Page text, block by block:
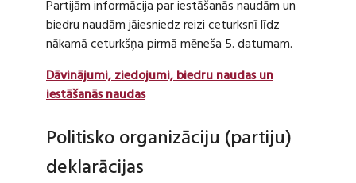
Partijām informācija par iestāšanās naudām un
biedru naudām jāiesniedz reizi ceturksnī līdz
nākamā ceturkšņa pirmā mēneša 5. datumam.
Dāvinājumi, ziedojumi, biedru naudas un
iestāšanās naudas
Politisko organizāciju (partiju)
deklarācijas